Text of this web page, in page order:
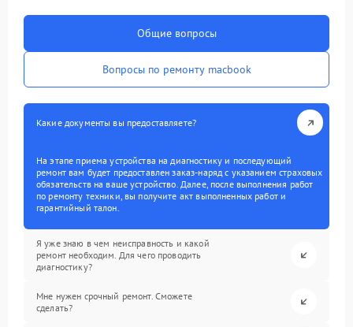
Общие вопросы
Вопросы по ремонту macbook
Какие документы вы предоставляете?
На этапе приема устройства на диагностику и последующий
ремонт вам будет предоставлен заказ-наряд с указанием страховых
обязательств на ваше устройство. Далее, после выполнения работ
по ремонту техники, вы получите акт выполненных работ и
гарантийный талон.
Я уже знаю в чем неисправность и какой
ремонт необходим. Для чего проводить
диагностику?
Мне нужен срочный ремонт. Сможете
сделать?